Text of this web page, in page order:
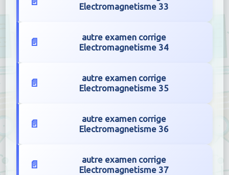
Electromagnetisme 33
autre examen corrige
Electromagnetisme 34
autre examen corrige
Electromagnetisme 35
autre examen corrige
Electromagnetisme 36
autre examen corrige
Electromagnetisme 37